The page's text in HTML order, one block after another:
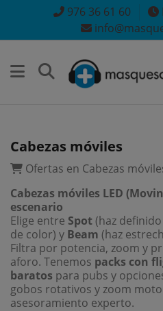
976 36 61 60
Cabezas móviles
Ofertas en Cabezas
Cabezas móviles LED
escenario
Elige entre Spot(haz
de color) y Beam (haz
Filtra por potencia, zoom y
aforo. Tenemos packs con
baratos para pubs y
gobos rotativos y zoom
asesoramiento experto.